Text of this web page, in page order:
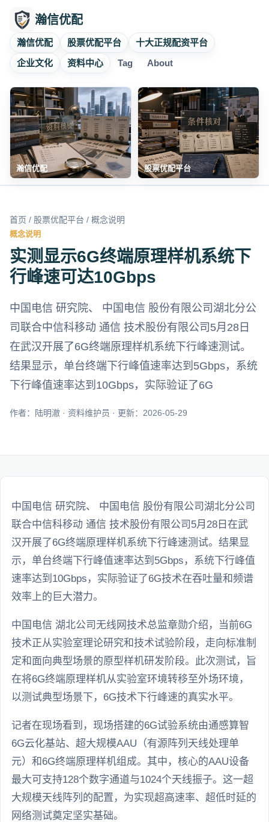
瀚信优配
瀚信优配 股票优配平台
十大正规配资平台
企业文化
资料中心 Tag About
瀚信优配 股票优配平台
首页 / 股票优配平台 / 概念说明
概念说明
实测显示6G终端原理样机系统下
行峰速可达10Gbps
中国电信 研究院、 中国电信 股份有限公司湖北分公
司联合中信科移动 通信 技术股份有限公司5月28日
在武汉开展了6G终端原理样机系统下行峰速测试。
结果显示，单台终端下行峰值速率达到5Gbps，系统
下行峰值速率达到10Gbps，实际验证了6G
作者：陆明澈 · 资料维护员 · 更新：2026-05-29
中国电信 研究院、 中国电信 股份有限公司湖北分公司
联合中信科移动 通信 技术股份有限公司5月28日在武
汉开展了6G终端原理样机系统下行峰速测试。结果显
示，单台终端下行峰值速率达到5Gbps，系统下行峰值
速率达到10Gbps，实际验证了6G技术在吞吐量和频谱
效率上的巨大潜力。
中国电信 湖北公司无线网技术总监章勋介绍，当前6G
技术正从实验室理论研究和技术试验阶段，走向标准制
定和面向典型场景的原型样机研发阶段。此次测试，旨
在将6G终端原理样机从实验室环境转移至外场环境，
以测试典型场景下，6G技术下行峰速的真实水平。
记者在现场看到，现场搭建的6G试验系统由通感算智
6G云化基站、超大规模AAU（有源阵列天线处理单
元）和6G终端原理样机组成。其中，核心的AAU设备
最大可支持128个数字通道与1024个天线振子。这一超
大规模天线阵列的配置，为实现超高速率、超低时延的
网络测试奠定坚实基础。